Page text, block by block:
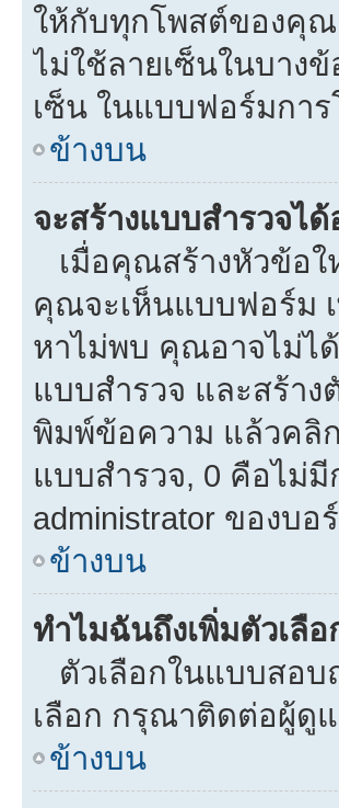
ให้กับทุกโพสต์ของคุ
ไม่ใช้ลายเซ็นในบาง
เซ็น ในแบบฟอร์มกา
ข้างบน
จะสร้างแบบสำรวจได้
เมื่อคุณสร้างหัวข้อ
คุณจะเห็นแบบฟอร์ม
หาไม่พบ คุณอาจไม่ไ
แบบสำรวจ และสร้าง
พิมพ์ข้อความ แล้วคลิ
แบบสำรวจ, 0 คือไม่
administrator ของบอ
ข้างบน
ทำไมฉันถึงเพิ่มตัวเลื
ตัวเลือกในแบบสอบ
เลือก กรุณาติดต่อผู้ดู
ข้างบน